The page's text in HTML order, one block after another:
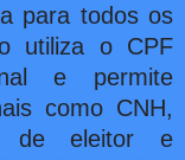
para todos os
utiliza o CPF
e permite
como CNH,
de eleitor e